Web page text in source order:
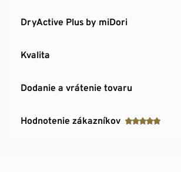
DryActive Plus by miDori
Kvalita
Dodanie a vrátenie tovaru
Hodnotenie zákazníkov